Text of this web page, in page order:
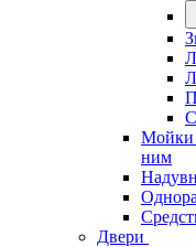
Мойки
ним
Двери